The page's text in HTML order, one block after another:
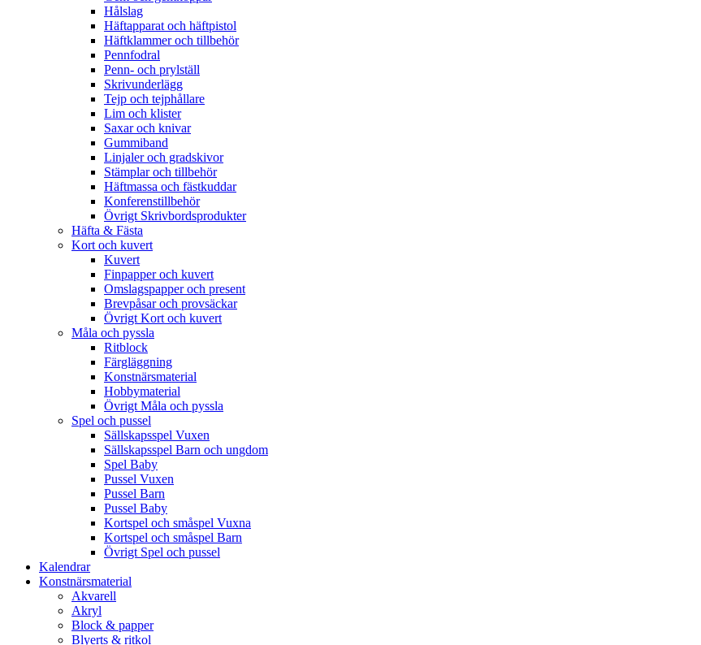
Hålslag
Häftapparat och häftpistol
Häftklammer och tillbehör
Pennfodral
Penn- och prylställ
Skrivunderlägg
Tejp och tejphållare
Lim och klister
Saxar och knivar
Gummiband
Linjaler och gradskivor
Stämplar och tillbehör
Häftmassa och fästkuddar
Konferenstillbehör
Övrigt Skrivbordsprodukter
Häfta & Fästa
Kort och kuvert
Kuvert
Finpapper och kuvert
Omslagspapper och present
Brevpåsar och provsäckar
Övrigt Kort och kuvert
Måla och pyssla
Ritblock
Färgläggning
Konstnärsmaterial
Hobbymaterial
Övrigt Måla och pyssla
Spel och pussel
Sällskapsspel Vuxen
Sällskapsspel Barn och ungdom
Spel Baby
Pussel Vuxen
Pussel Barn
Pussel Baby
Kortspel och småspel Vuxna
Kortspel och småspel Barn
Övrigt Spel och pussel
Kalendrar
Konstnärsmaterial
Akvarell
Akryl
Block & papper
Blyerts & ritkol